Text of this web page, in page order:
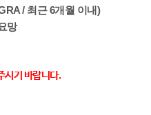
/ 최근 6개월 이내)
망
시기 바랍니다.